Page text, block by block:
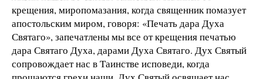
крещения, миропомазания, когда священник помазует
апостольским миром, говоря: «Печать дара Духа
Святаго», запечатлены мы все от крещения печатью
дара Святаго Духа, дарами Духа Святаго. Дух Святый
сопровождает нас в Таинстве исповеди, когда